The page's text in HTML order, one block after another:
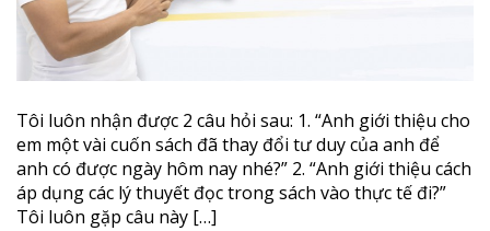
Tôi luôn nhận được 2 câu hỏi sau: 1. “Anh giới thiệu cho
em một vài cuốn sách đã thay đổi tư duy của anh để
anh có được ngày hôm nay nhé?” 2. “Anh giới thiệu cách
áp dụng các lý thuyết đọc trong sách vào thực tế đi?”
Tôi luôn gặp câu này […]